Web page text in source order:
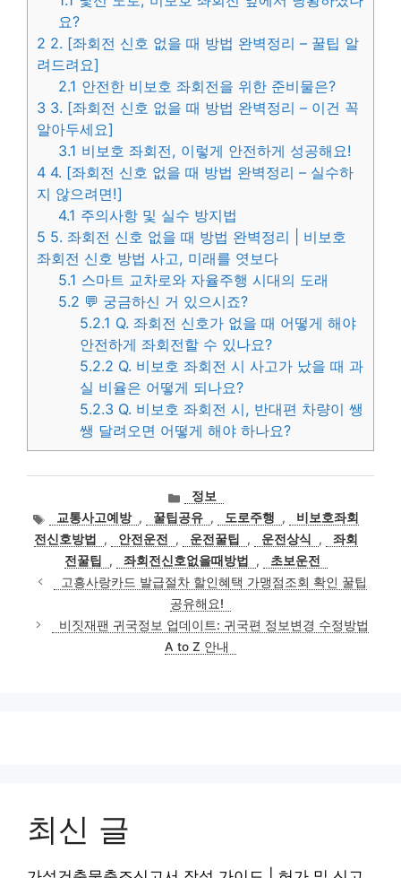
요?
2 2. [좌회전 신호 없을 때 방법 완벽정리 – 꿀팁 알
려드려요]
2.1 안전한 비보호 좌회전을 위한 준비물은?
3 3. [좌회전 신호 없을 때 방법 완벽정리 – 이건 꼭
알아두세요]
3.1 비보호 좌회전, 이렇게 안전하게 성공해요!
4 4. [좌회전 신호 없을 때 방법 완벽정리 – 실수하
지 않으려면!]
4.1 주의사항 및 실수 방지법
5 5. 좌회전 신호 없을 때 방법 완벽정리 | 비보호
좌회전 신호 방법 사고, 미래를 엿보다
5.1 스마트 교차로와 자율주행 시대의 도래
5.2 💬 궁금하신 거 있으시죠?
5.2.1 Q. 좌회전 신호가 없을 때 어떻게 해야
안전하게 좌회전할 수 있나요?
5.2.2 Q. 비보호 좌회전 시 사고가 났을 때 과
실 비율은 어떻게 되나요?
5.2.3 Q. 비보호 좌회전 시, 반대편 차량이 쌩
쌩 달려오면 어떻게 해야 하나요?
카
테
고
리
정보
태
그
교통사고예방 , 꿀팁공유 , 도로주행 ,
비보호좌회
전신호방법
, 안전운전 , 운전꿀팁 , 운전상식 ,
좌회
전꿀팁
, 좌회전신호없을때방법 ,
초보운전
고흥사랑카드 발급절차 할인혜택 가맹점조회 확인 꿀팁
공유해요!
비짓재팬 귀국정보 업데이트: 귀국편 정보변경 수정방법
A to Z 안내
최신 글